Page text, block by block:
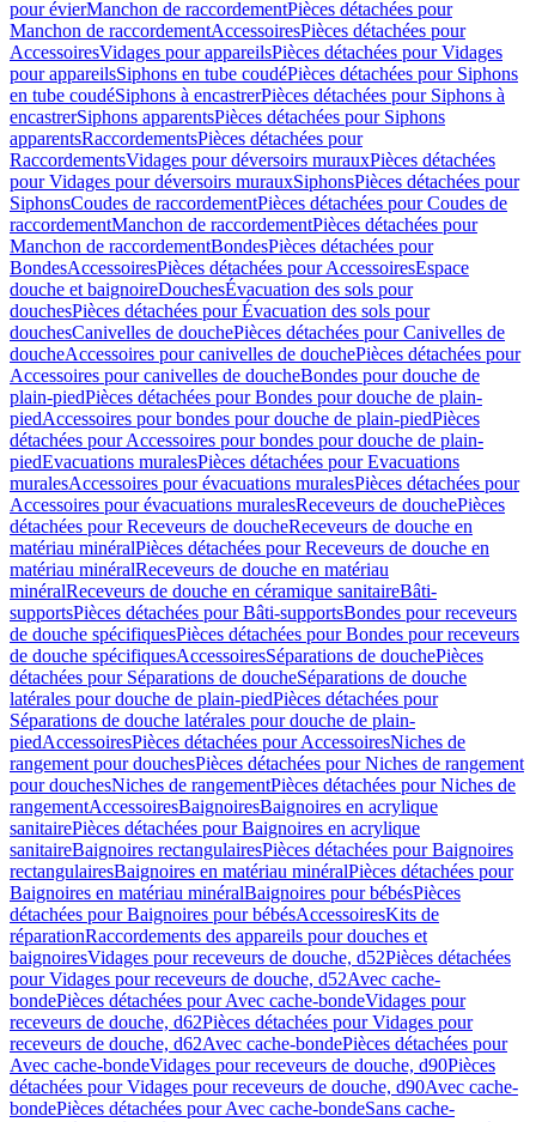
pour évierManchon de raccordementPièces détachées pour
Manchon de raccordementAccessoiresPièces détachées pour
AccessoiresVidages pour appareilsPièces détachées pour Vidages
pour appareilsSiphons en tube coudéPièces détachées pour Siphons
en tube coudéSiphons à encastrerPièces détachées pour Siphons à
encastrerSiphons apparentsPièces détachées pour Siphons
apparentsRaccordementsPièces détachées pour
RaccordementsVidages pour déversoirs murauxPièces détachées
pour Vidages pour déversoirs murauxSiphonsPièces détachées pour
SiphonsCoudes de raccordementPièces détachées pour Coudes de
raccordementManchon de raccordementPièces détachées pour
Manchon de raccordementBondesPièces détachées pour
BondesAccessoiresPièces détachées pour AccessoiresEspace
douche et baignoireDouchesÉvacuation des sols pour
douchesPièces détachées pour Évacuation des sols pour
douchesCanivelles de douchePièces détachées pour Canivelles de
doucheAccessoires pour canivelles de douchePièces détachées pour
Accessoires pour canivelles de doucheBondes pour douche de
plain-piedPièces détachées pour Bondes pour douche de plain-
piedAccessoires pour bondes pour douche de plain-piedPièces
détachées pour Accessoires pour bondes pour douche de plain-
piedEvacuations muralesPièces détachées pour Evacuations
muralesAccessoires pour évacuations muralesPièces détachées pour
Accessoires pour évacuations muralesReceveurs de douchePièces
détachées pour Receveurs de doucheReceveurs de douche en
matériau minéralPièces détachées pour Receveurs de douche en
matériau minéralReceveurs de douche en matériau
minéralReceveurs de douche en céramique sanitaireBâti-
supportsPièces détachées pour Bâti-supportsBondes pour receveurs
de douche spécifiquesPièces détachées pour Bondes pour receveurs
de douche spécifiquesAccessoiresSéparations de douchePièces
détachées pour Séparations de doucheSéparations de douche
latérales pour douche de plain-piedPièces détachées pour
Séparations de douche latérales pour douche de plain-
piedAccessoiresPièces détachées pour AccessoiresNiches de
rangement pour douchesPièces détachées pour Niches de rangement
pour douchesNiches de rangementPièces détachées pour Niches de
rangementAccessoiresBaignoiresBaignoires en acrylique
sanitairePièces détachées pour Baignoires en acrylique
sanitaireBaignoires rectangulairesPièces détachées pour Baignoires
rectangulairesBaignoires en matériau minéralPièces détachées pour
Baignoires en matériau minéralBaignoires pour bébésPièces
détachées pour Baignoires pour bébésAccessoiresKits de
réparationRaccordements des appareils pour douches et
baignoiresVidages pour receveurs de douche, d52Pièces détachées
pour Vidages pour receveurs de douche, d52Avec cache-
bondePièces détachées pour Avec cache-bondeVidages pour
receveurs de douche, d62Pièces détachées pour Vidages pour
receveurs de douche, d62Avec cache-bondePièces détachées pour
Avec cache-bondeVidages pour receveurs de douche, d90Pièces
détachées pour Vidages pour receveurs de douche, d90Avec cache-
bondePièces détachées pour Avec cache-bondeSans cache-